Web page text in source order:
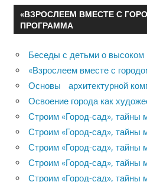
«ВЗРОСЛЕЕМ ВМЕСТЕ С
ПРОГРАММА
Беседы с детьми о высоком
«Взрослеем вместе с
Основы архитектурной
Освоение города как
Строим «Город-сад», тайны
Строим «Город-сад», тайны
Строим «Город-сад», тайны
Строим «Город-сад», тайны
Строим «Город-сад», тайны